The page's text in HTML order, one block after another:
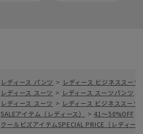
レディース パンツ > レディース ビジネススーツ
レディース スーツ > レディース スーツパンツ
レディース スーツ > レディース ビジネススーツ
SALEアイテム（レディース） > 41～50%OFF
クールビズアイテムSPECIAL PRICE（レディー